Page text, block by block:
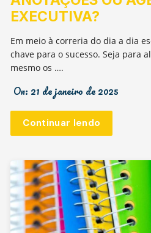
EXECUTIVA?
Em meio à correria do dia a dia
chave para o sucesso. Seja para
mesmo os ….
On: 21 de janeiro de 2025
Continuar lendo